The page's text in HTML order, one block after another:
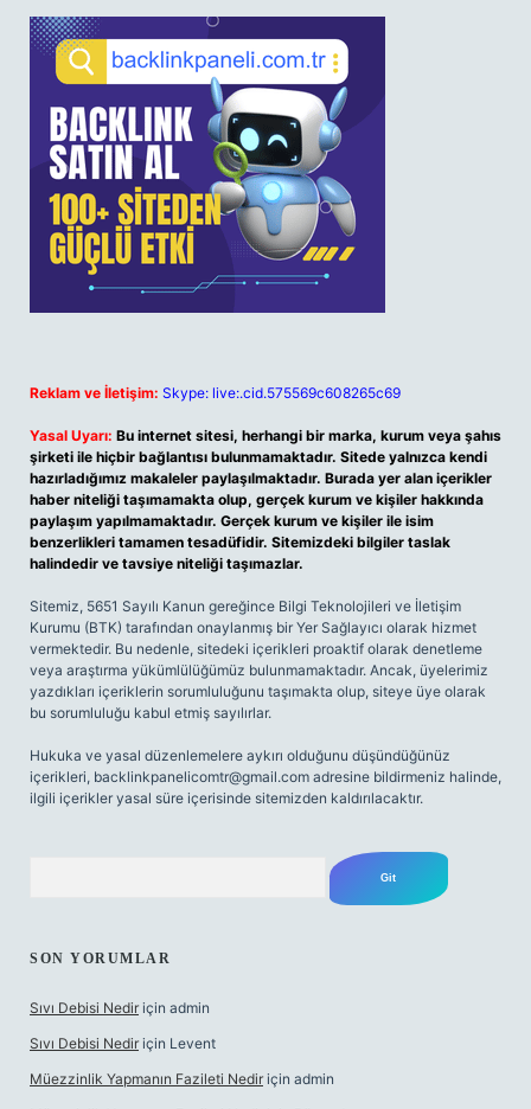
Reklam ve İletişim: Skype: live:.cid.575569c608265c69
Yasal Uyarı: Bu internet sitesi, herhangi bir marka, kurum veya şahıs
şirketi ile hiçbir bağlantısı bulunmamaktadır. Sitede yalnızca kendi
hazırladığımız makaleler paylaşılmaktadır. Burada yer alan içerikler
haber niteliği taşımamakta olup, gerçek kurum ve kişiler hakkında
paylaşım yapılmamaktadır. Gerçek kurum ve kişiler ile isim
benzerlikleri tamamen tesadüfidir. Sitemizdeki bilgiler taslak
halindedir ve tavsiye niteliği taşımazlar.
Sitemiz, 5651 Sayılı Kanun gereğince Bilgi Teknolojileri ve İletişim
Kurumu (BTK) tarafından onaylanmış bir Yer Sağlayıcı olarak hizmet
vermektedir. Bu nedenle, sitedeki içerikleri proaktif olarak denetleme
veya araştırma yükümlülüğümüz bulunmamaktadır. Ancak, üyelerimiz
yazdıkları içeriklerin sorumluluğunu taşımakta olup, siteye üye olarak
bu sorumluluğu kabul etmiş sayılırlar.
Hukuka ve yasal düzenlemelere aykırı olduğunu düşündüğünüz
içerikleri, backlinkpanelicomtr@gmail.com adresine bildirmeniz halinde,
ilgili içerikler yasal süre içerisinde sitemizden kaldırılacaktır.
SON YORUMLAR
Sıvı Debisi Nedir için admin
Sıvı Debisi Nedir için Levent
Müezzinlik Yapmanın Fazileti Nedir için admin